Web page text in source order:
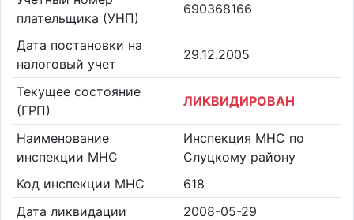
плательщика (УНП)
690368166
Дата постановки на
налоговый учет
29.12.2005
Текущее состояние
(ГРП)
ЛИКВИДИРОВАН
Наименование
инспекции МНС
Инспекция МНС по
Слуцкому району
Код инспекции МНС
618
Дата ликвидации
2008-05-29